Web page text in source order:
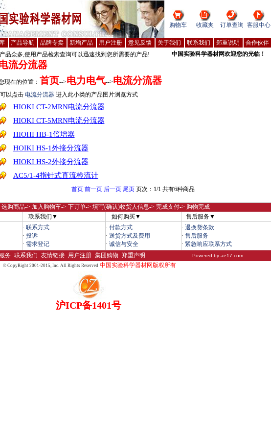
购物车 收藏夹 订单查询 客服中心
产品导航 品牌专卖 新增产品 用户注册 意见反馈 关于我们 联系我们 郑重说明
合作伙伴
品众多,使用产品检索查询可以迅速找到您所需要的产品! 中国实验科学器材网欢迎您的光临！
流分流器
现在的位置： 首页-->电力电气-->电流分流器
以点击 电流分流器进入此小类的产品图片浏览方式
HIOKI CT-2MRN电流分流器
HIOKI CT-5MRN电流分流器
HIOHI HB-1倍增器
HOIKI HS-1外接分流器
HIOKI HS-2外接分流器
AC5/1-4指针式直流检流计
首页 前一页 后一页 尾页 页次：1/1 共有6种商品
选购商品-> 加入购物车-> 下订单-> 填写(确认)收货人信息-> 完成支付-> 购物完成
联系我们▼ 如何购买▼
售后服务▼
· 联系方式
· 投诉
· 需求登记
· 付款方式
· 送货方式及费用
· 诚信与安全
· 退换货条款
· 售后服务
· 紧急响应联系方式
务 -联系我们 -友情链接 -用户注册 -集团购物 -郑重声明 Powered by ae17.com
© CopyRight 2001-2015,Inc. All Rights Reserved 中国实验科学器材网版权所有
沪ICP备1401号